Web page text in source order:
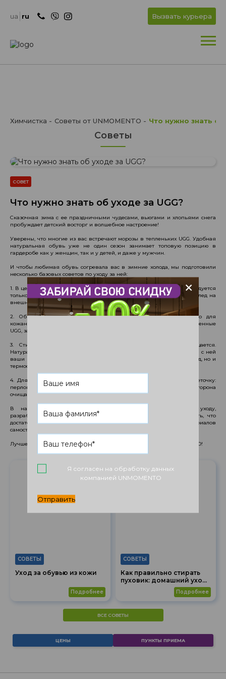
OKua ru Вызвать курьера
Химчистка Советы от UNMOMENTO Что нужно знать об
Советы
СОВЕТ
Что нужно знать об уходе за UGG?
Сказочная зима с ее праздничными чудесами, вьюгами и хлопьями снега
пробуждает детский восторг и волшебное настроение!
Уверены, что многие из вас встречают морозы в тепленьких UGG. Удобная
натуральная обувь уже не один сезон занимает топовую позицию в
гардеробе как у женщин, так и у детей, и даже у мужчин.
И чтобы любимая обувь согревала вас в зимние холода, мы подготовили
несколько базовых советов по уходу за ней:
1. В целом, эти сапожки достаточно практичны, но носить их рекомендуется
только в сезон. Ведь влага, дожди и грязь могут навсегда оставить след на
внешнем виде подобной обуви.
2. Обязательно наносите защитное водоотталкивающее средство для
кожаной/замшевой обуви. Использовать его нужно на заранее очищенные
UGG, за несколько дней до того, как начнете их носить.
3. Стирать, замачивать, затирать пятна категорически запрещается.
Натуральные материалы не терпят воды, более того, после контакта с ней
ваши UGG станут "деревянными" и потеряют не только внешний вид, но и
термостойкость.
4. Для ухода нужно использовать специальную трехстороннюю щеточку:
перлоновая сторона удаляет пыль и легкие загрязнения, боковая сторона
очищает ранты и швы, ластик устраняет потертости.
В настоящее время существует специальная линейка по уходу,
разработанная создателями знаменитых UGG. Но следует помнить, что
достаточно рискованно заботиться об обуви из натуральных материалов
самостоятельно.
Лучше доверяйте любимые зимние сапоги специалистам UNMOMENTO!
СОВЕТЫ
Уход за обувью из кожи
подробнее
СОВЕТЫ
Как правильно стирать
пуховик: домашний уход
или химчистка?
подробнее
ВСЕ СОВЕТЫ
ЦЕНЫ ПУНКТЫ ПРИЕМА
+
Я согласен на обработку данных
компанией UNMOMENTO
Отправить